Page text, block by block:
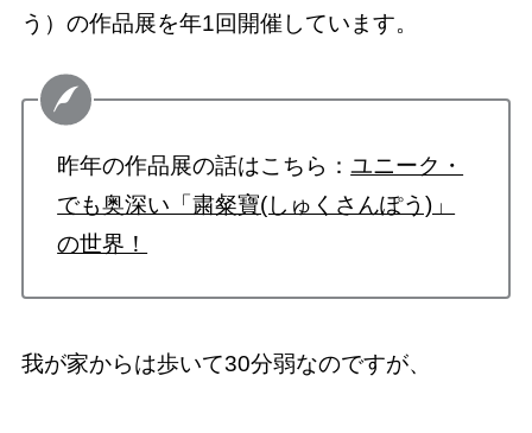
う）の作品展を年1回開催しています。
昨年の作品展の話はこちら：ユニーク・
でも奥深い「粛粲寶(しゅくさんぽう)」
の世界！
我が家からは歩いて30分弱なのですが、